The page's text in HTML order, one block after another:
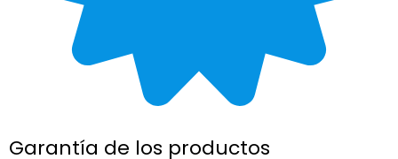
Garantía de los productos